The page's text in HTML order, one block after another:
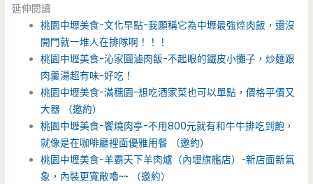
延伸閱讀
桃園中壢美食-文化早點-我願稱它為中壢最強焢肉飯，還沒
開門就一堆人在排隊啊！！！
桃園中壢美食-沁家圓滷肉飯-不起眼的鐵皮小攤子，炒麵跟
肉羹湯超有味~好吃！
桃園中壢美食-滿穗園-想吃酒家菜也可以單點，價格平價又
大器 （邀約）
桃園中壢美食-饗燒肉亭-不用800元就有和牛牛排吃到飽，
就像是在咖啡廳裡面優雅用餐 （邀約）
桃園中壢美食-羊霸天下羊肉爐（內壢旗艦店）-新店面新氣
象，內裝更寬敞嚕~~ （邀約）